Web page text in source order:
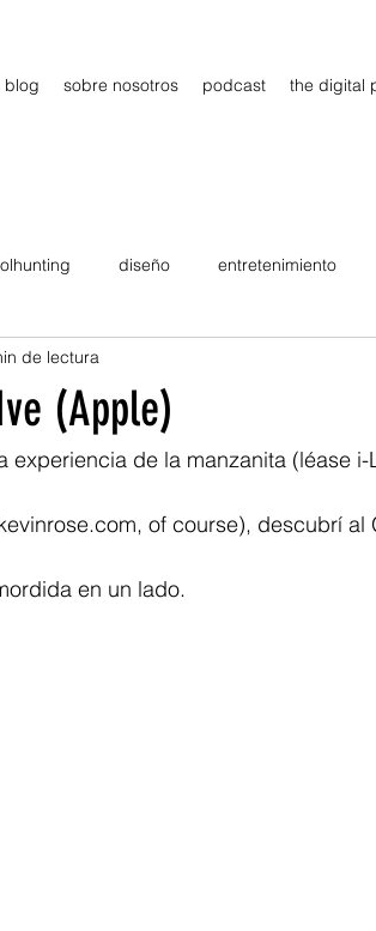
blog sobre nosotros podcast the digital
diseño entretenimiento
Wow B2B Showcase
(Apple)
de lectura
en un lado.